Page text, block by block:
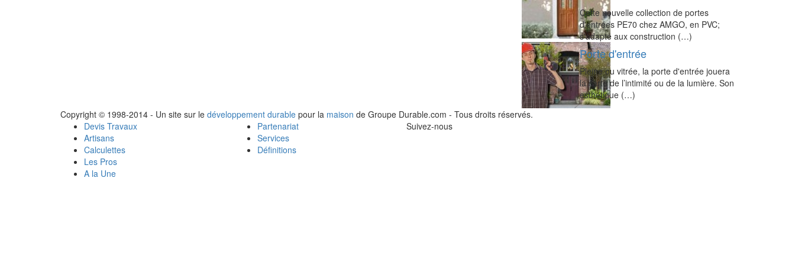
Cette nouvelle collection de portes
d'entrées PE70 chez AMGO, en PVC;
s'adapte aux construction (…)
Porte d'entrée
Pleine ou vitrée, la porte d'entrée jouera
la carte de l’intimité ou de la lumière. Son
esthétique (…)
Copyright © 1998-2014 - Un site sur le développement durable pour la maison de Groupe Durable.com - Tous droits réservés.
Devis Travaux
Artisans
Calculettes
Les Pros
A la Une
Partenariat
Services
Définitions
Suivez-nous